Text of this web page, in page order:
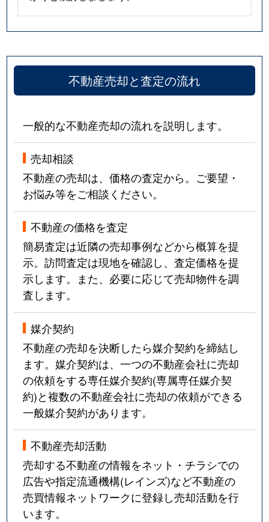
不動産売却と査定の流れ
一般的な不動産売却の流れを説明します。
売却相談
不動産の売却は、価格の査定から。ご要望・
お悩み等をご相談ください。
不動産の価格を査定
簡易査定は近隣の売却事例などから概算を提
示。訪問査定は現地を確認し、査定価格を提
示します。また、必要に応じて売却物件を調
査します。
媒介契約
不動産の売却を決断したら媒介契約を締結し
ます。媒介契約は、一つの不動産会社に売却
の依頼をする専任媒介契約(専属専任媒介契
約)と複数の不動産会社に売却の依頼ができる
一般媒介契約があります。
不動産売却活動
売却する不動産の情報をネット・チラシでの
広告や指定流通機構(レインズ)など不動産の
売買情報ネットワークに登録し売却活動を行
います。